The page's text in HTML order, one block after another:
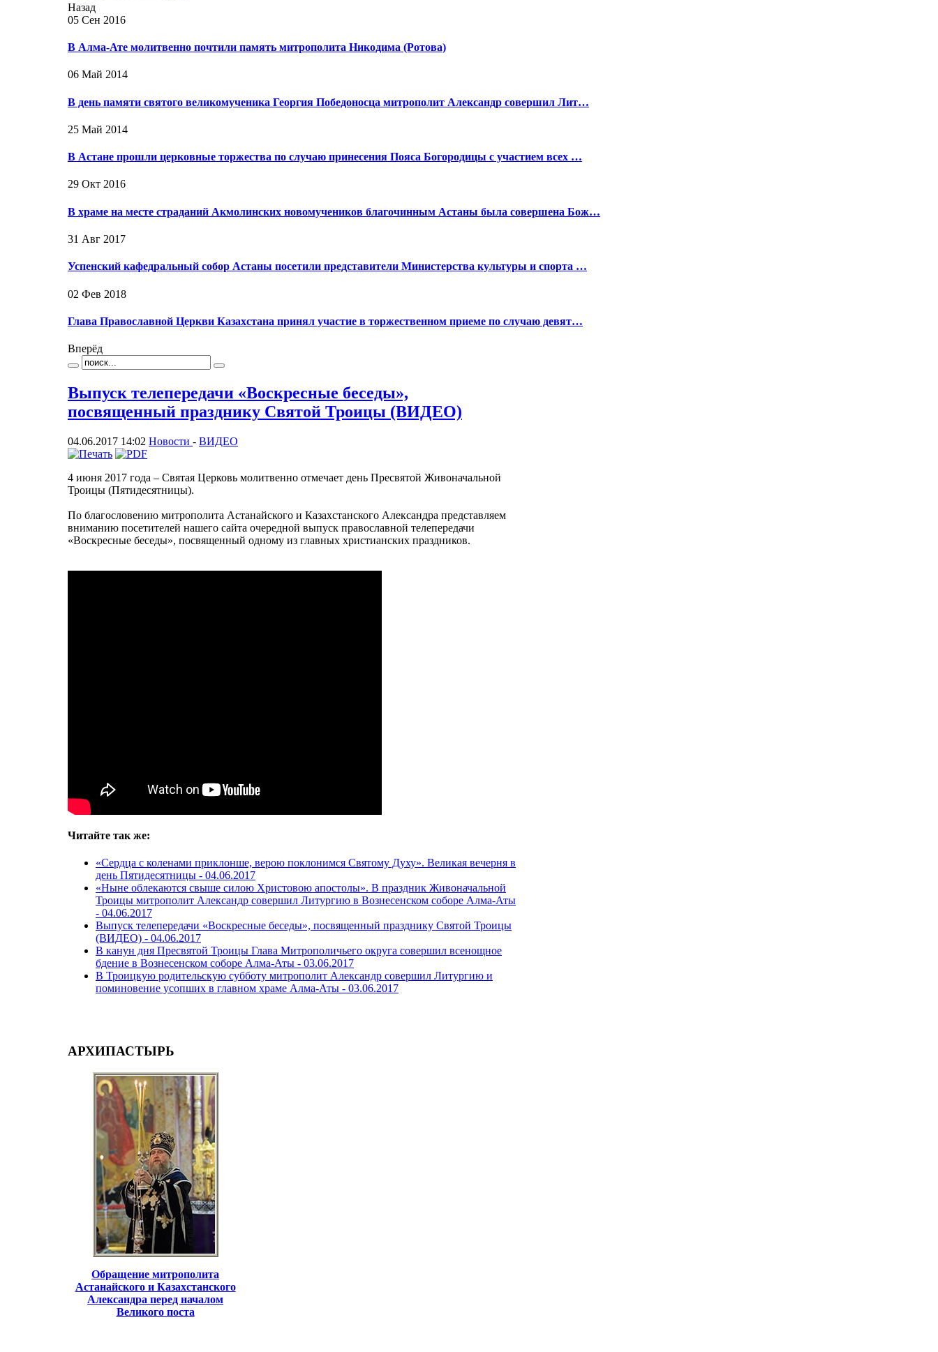
Назад
05 Сен 2016
В Алма-Ате молитвенно почтили память митрополита Никодима (Ротова)
06 Май 2014
В день памяти святого великомученика Георгия Победоносца митрополит Александр совершил Лит…
25 Май 2014
В Астане прошли церковные торжества по случаю принесения Пояса Богородицы с участием всех …
29 Окт 2016
В храме на месте страданий Акмолинских новомучеников благочинным Астаны была совершена Бож…
31 Авг 2017
Успенский кафедральный собор Астаны посетили представители Министерства культуры и спорта …
02 Фев 2018
Глава Православной Церкви Казахстана принял участие в торжественном приеме по случаю девят…
Вперёд
Выпуск телепередачи «Воскресные беседы»,
посвященный празднику Святой Троицы (ВИДЕО)
04.06.2017 14:02 Новости - ВИДЕО
4 июня 2017 года – Святая Церковь молитвенно отмечает день Пресвятой Живоначальной
Троицы (Пятидесятницы).
По благословению митрополита Астанайского и Казахстанского Александра представляем
вниманию посетителей нашего сайта очередной выпуск православной телепередачи
«Воскресные беседы», посвященный одному из главных христианских праздников.
Читайте так же:
«Сердца с коленами приклонше, верою поклонимся Святому Духу». Великая вечерня в
день Пятидесятницы - 04.06.2017
«Ныне облекаются свыше силою Христовою апостолы». В праздник Живоначальной
Троицы митрополит Александр совершил Литургию в Вознесенском соборе Алма-Аты
- 04.06.2017
Выпуск телепередачи «Воскресные беседы», посвященный празднику Святой Троицы
(ВИДЕО) - 04.06.2017
В канун дня Пресвятой Троицы Глава Митрополичьего округа совершил всенощное
бдение в Вознесенском соборе Алма-Аты - 03.06.2017
В Троицкую родительскую субботу митрополит Александр совершил Литургию и
поминовение усопших в главном храме Алма-Аты - 03.06.2017
АРХИПАСТЫРЬ
Обращение митрополита
Астанайского и Казахстанского
Александра перед началом
Великого поста